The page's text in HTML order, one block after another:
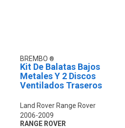
BREMBO
Kit De Balatas Bajos
Metales Y 2 Discos
Ventilados Traseros
Land Rover Range Rover
2006-2009
RANGE ROVER